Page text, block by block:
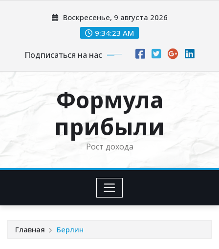
Воскресенье, 9 августа 2026
9:34:24 AM
Подписаться на нас
Формула
прибыли
Рост дохода
Главная Берлин